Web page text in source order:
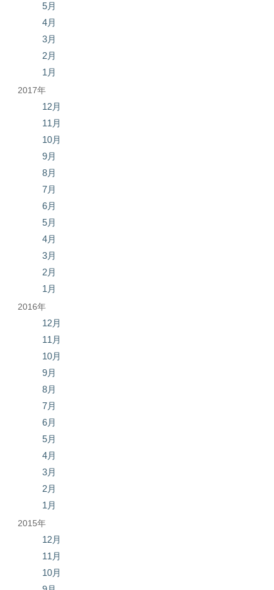
5月
4月
3月
2月
1月
2017年
12月
11月
10月
9月
8月
7月
6月
5月
4月
3月
2月
1月
2016年
12月
11月
10月
9月
8月
7月
6月
5月
4月
3月
2月
1月
2015年
12月
11月
10月